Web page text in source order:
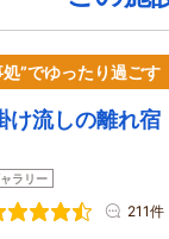
”でゆったり過ごす
け流しの離れ
ラリー
211件